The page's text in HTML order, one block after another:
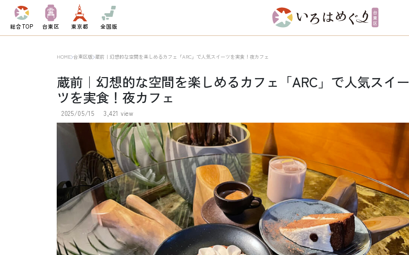
総合TOP 台東区 東京都 全国版
HOME 台東区版 蔵前｜幻想的な空間を楽しめるカフェ「ARC」で人気スイーツを実食！夜カフェ
蔵前｜幻想的な空間を楽しめるカフェ「ARC」で人気スイー
ツを実食！夜カフェ
2025/05/15 3,421 view